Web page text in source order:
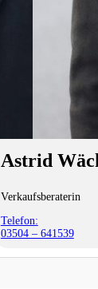
Astrid
Verkaufsberaterin
Telefon:
03504 – 641539